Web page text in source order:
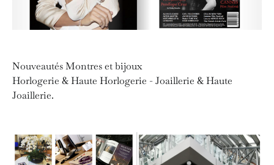
Nouveautés Montres et bijoux
Horlogerie & Haute Horlogerie - Joaillerie & Haute
Joaillerie.